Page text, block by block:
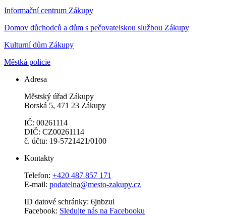
Informační centrum Zákupy
Domov důchodců a dům s pečovatelskou službou Zákupy
Kulturní dům Zákupy
Městká policie
Adresa
Městský úřad Zákupy
Borská 5, 471 23 Zákupy
IČ: 00261114
DIČ: CZ00261114
č. účtu: 19-5721421/0100
Kontakty
Telefon: +420 487 857 171
E-mail: podatelna@mesto-zakupy.cz
ID datové schránky: 6jnbzui
Facebook: Sledujte nás na Facebooku